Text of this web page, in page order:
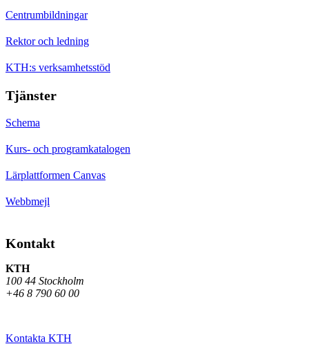
Centrumbildningar
Rektor och ledning
KTH:s verksamhetsstöd
Tjänster
Schema
Kurs- och programkatalogen
Lärplattformen Canvas
Webbmejl
Kontakt
KTH
100 44 Stockholm
+46 8 790 60 00
Kontakta KTH